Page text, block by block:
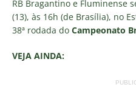
RB Bragantino e Fluminense
(13), às 16h (de Brasília), no
38ª rodada do Campeonato
VEJA AINDA: